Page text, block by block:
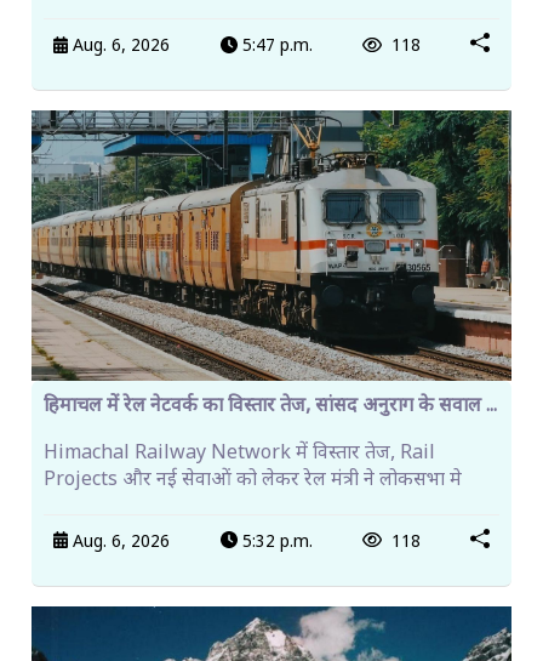
Aug. 6, 2026 5:47 p.m. 118
हिमाचल में रेल नेटवर्क का विस्तार तेज, सांसद अनुराग के सवाल ...
Himachal Railway Network में विस्तार तेज, Rail
Projects और नई सेवाओं को लेकर रेल मंत्री ने लोकसभा मे
Aug. 6, 2026 5:32 p.m. 118